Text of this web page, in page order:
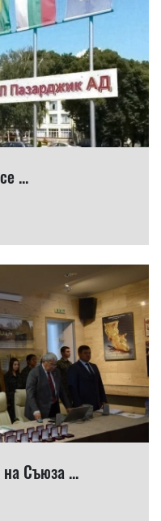
...
Съюза ...